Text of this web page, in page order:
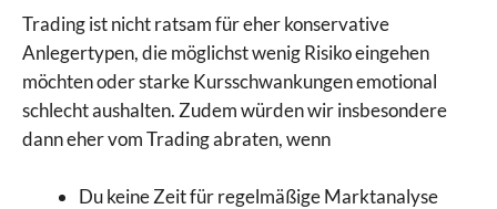
Trading ist nicht ratsam für eher konservative
Anlegertypen, die möglichst wenig Risiko eingehen
möchten oder starke Kursschwankungen emotional
schlecht aushalten. Zudem würden wir insbesondere
dann eher vom Trading abraten, wenn
Du keine Zeit für regelmäßige Marktanalyse